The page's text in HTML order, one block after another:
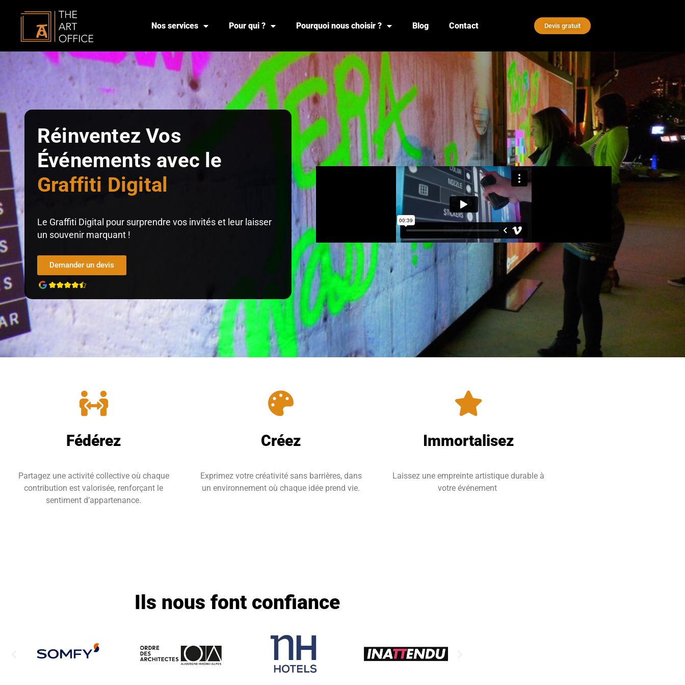
Nos services Pour qui ? Pourquoi nous choisir ? Blog Contact Devis gratuit
Réinventez Vos
Événements avec le
Graffiti Digital
Le Graffiti Digital pour surprendre vos invités et leur laisser
un souvenir marquant !
Demander un devis
Fédérez
Partagez une activité collective où chaque
contribution est valorisée, renforçant le
sentiment d’appartenance.
Créez
Exprimez votre créativité sans barrières, dans
un environnement où chaque idée prend vie.
Immortalisez
Laissez une empreinte artistique durable à
votre événement
Ils nous font confiance